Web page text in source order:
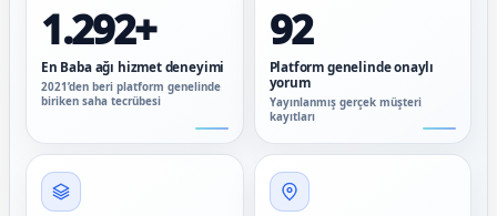
1.292+
En Baba ağı hizmet deneyimi
2021’den beri platform genelinde
biriken saha tecrübesi
92
Platform genelinde onaylı
yorum
Yayınlanmış gerçek müşteri
kayıtları